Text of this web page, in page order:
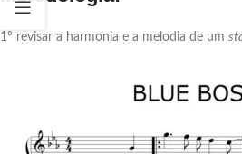
1º revisar a harmonia e a melodia de um